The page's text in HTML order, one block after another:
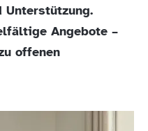
Unterstützung.
Angebote –
offenen